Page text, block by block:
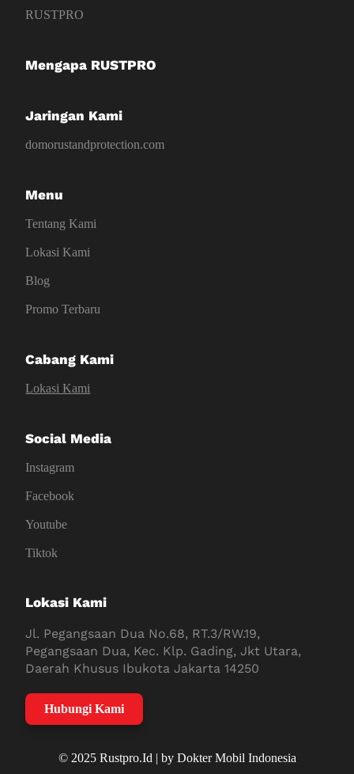
RUSTPRO
Mengapa RUSTPRO
Jaringan Kami
domorustandprotection.com
Menu
Tentang Kami
Lokasi Kami
Blog
Promo Terbaru
Cabang Kami
Lokasi Kami
Social Media
Instagram
Facebook
Youtube
Tiktok
Lokasi Kami
Jl. Pegangsaan Dua No.68, RT.3/RW.19,
Pegangsaan Dua, Kec. Klp. Gading, Jkt Utara,
Daerah Khusus Ibukota Jakarta 14250
Hubungi Kami
© 2025 Rustpro.Id | by Dokter Mobil Indonesia